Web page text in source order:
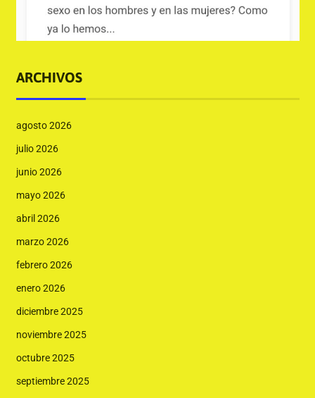
ARCHIVOS
agosto 2026
julio 2026
junio 2026
mayo 2026
abril 2026
marzo 2026
febrero 2026
enero 2026
diciembre 2025
noviembre 2025
octubre 2025
septiembre 2025